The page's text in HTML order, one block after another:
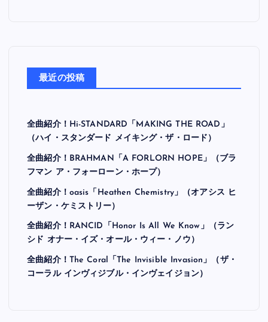
最近の投稿
全曲紹介！Hi-STANDARD「MAKING THE ROAD」
（ハイ・スタンダード メイキング・ザ・ロード）
全曲紹介！BRAHMAN「A FORLORN HOPE」（ブラ
フマン ア・フォーローン・ホープ）
全曲紹介！oasis「Heathen Chemistry」（オアシス ヒ
ーザン・ケミストリー）
全曲紹介！RANCID「Honor Is All We Know」（ラン
シド オナー・イズ・オール・ウィー・ノウ）
全曲紹介！The Coral「The Invisible Invasion」（ザ・
コーラル インヴィジブル・インヴェイジョン）